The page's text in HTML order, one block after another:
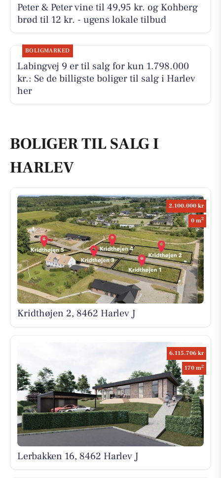
Peter & Peter vine til 49,95 kr. og Kohberg
brød til 12 kr. - ugens lokale tilbud
BOLIGMARKED
Labingvej 9 er til salg for kun 1.798.000
kr.: Se de billigste boliger til salg i Harlev
her
BOLIGER TIL SALG I
HARLEV
2.100.000 kr
0 m2
Kridthøjen 2, 8462 Harlev J
6.115.706 kr
170 m2
Lerbakken 16, 8462 Harlev J